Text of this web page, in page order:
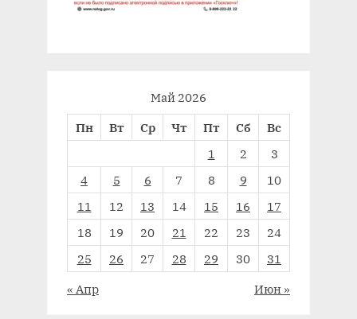
Май 2026
Пн
Вт Ср Чт Пт Сб
Вс
1
2
3
4
5 6 7 8 9
10
11
12 13 14 15 16
17
18
19 20 21 22 23
24
25
26 27 28 29 30
31
« Апр
Июн »